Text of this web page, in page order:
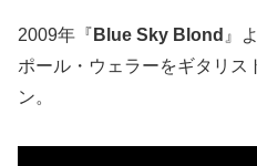
2009年『 Blue Sky Blond 』
ポール・ウェラーをギタリス
ン。